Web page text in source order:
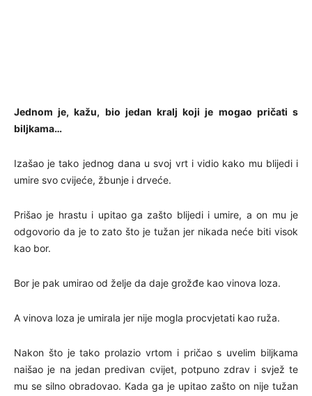
Jednom je, kažu, bio jedan kralj koji je mogao pričati s
biljkama…
Izašao je tako jednog dana u svoj vrt i vidio kako mu blijedi i
umire svo cvijeće, žbunje i drveće.
Prišao je hrastu i upitao ga zašto blijedi i umire, a on mu je
odgovorio da je to zato što je tužan jer nikada neće biti visok
kao bor.
Bor je pak umirao od želje da daje grožđe kao vinova loza.
A vinova loza je umirala jer nije mogla procvjetati kao ruža.
Nakon što je tako prolazio vrtom i pričao s uvelim biljkama
naišao je na jedan predivan cvijet, potpuno zdrav i svjež te
mu se silno obradovao. Kada ga je upitao zašto on nije tužan